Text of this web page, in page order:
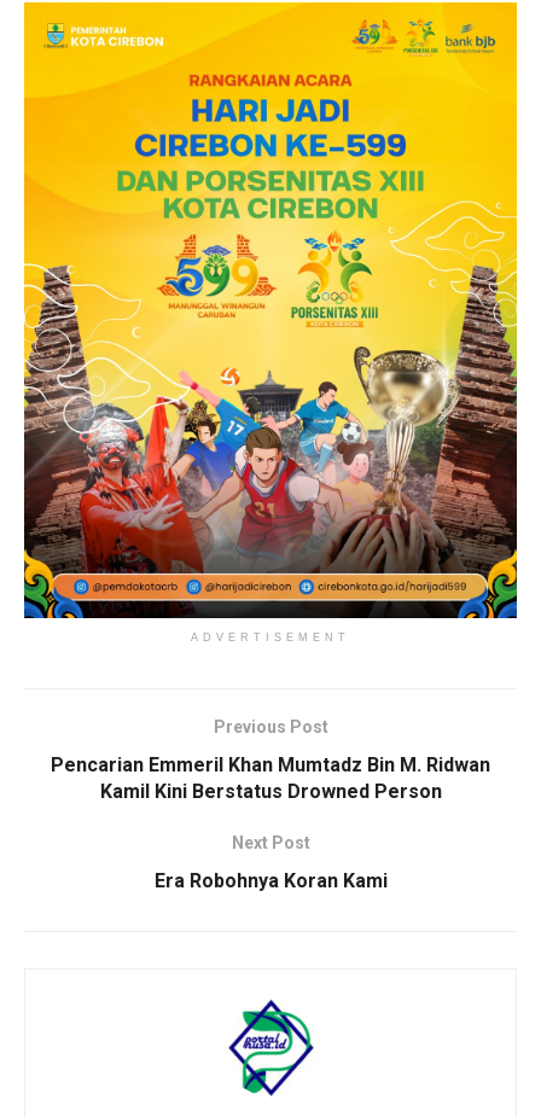
ADVERTISEMENT
Previous Post
Pencarian Emmeril Khan Mumtadz Bin M. Ridwan
Kamil Kini Berstatus Drowned Person
Next Post
Era Robohnya Koran Kami